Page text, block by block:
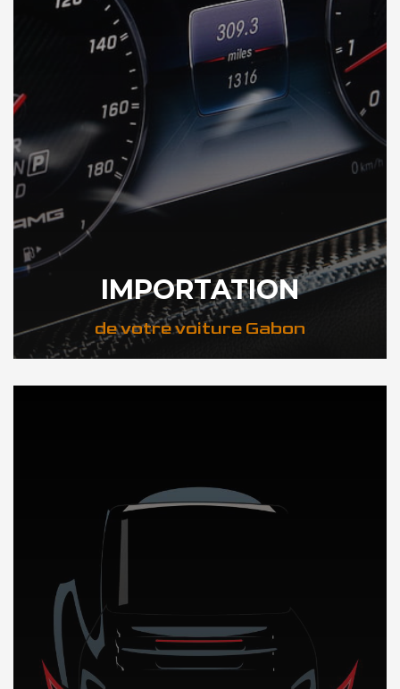
IMPORTATION
de votre voiture Gabon
DÉCOUVREZ NOTRE IMPORTATION AUTO au Gabon